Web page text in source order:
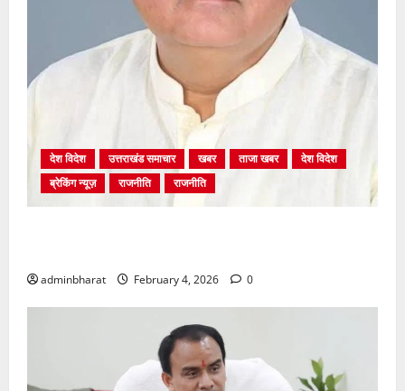
देश विदेश उत्तराखंड समाचार खबर ताजा खबर
देश विदेश
ब्रेकिंग न्यूज़
राजनीति राजनीति
adminbharat February 4, 2026 0